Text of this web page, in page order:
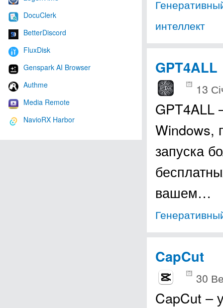
DocuClerk
BetterDiscord
FluxDisk
Genspark AI Browser
Authme
Media Remote
NavioRX Harbor
интеллект
GPT4ALL
13
GPT4ALL
Windows,
запуска
вашем…
CapCut
30
CapCut –